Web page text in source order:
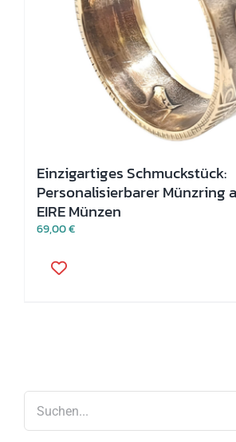
Einzigartiges Schmuckstück:
Personalisierbarer Münzring
EIRE Münzen
69,00€
Produkt
Produktseite
gewählt